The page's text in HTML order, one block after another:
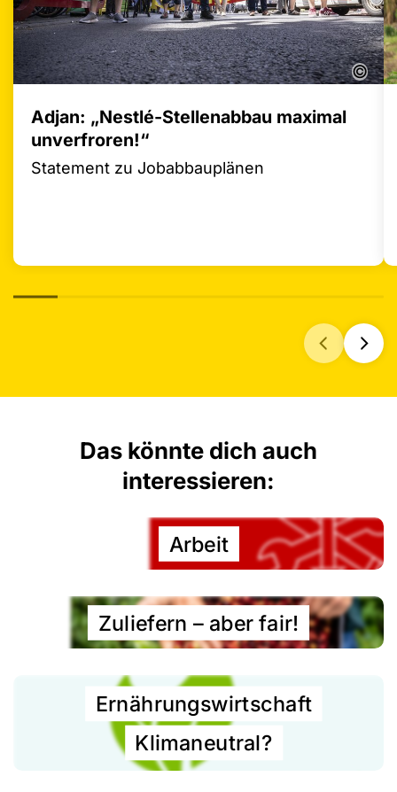
©
Adjan: „Nestlé-Stellenabbau maximal
unverfroren!“
Statement zu Jobabbauplänen
Das könnte dich auch
interessieren:
Arbeit
Zuliefern – aber fair!
Ernährungs­­wirtschaft
Klimaneutral?